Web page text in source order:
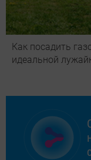
Как посадить
идеальной